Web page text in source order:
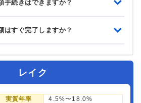
手続きはできますか？
はすぐ完了しますか？
レイク
実質年率 4.5%〜18.0%